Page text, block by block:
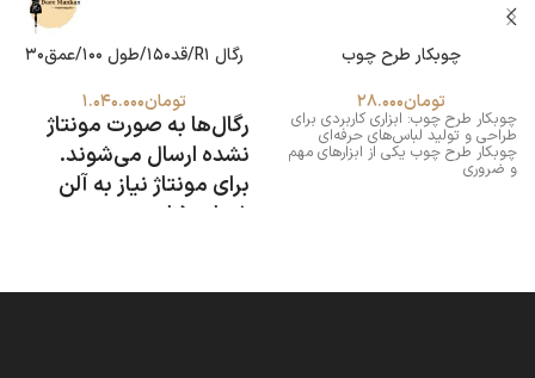
چوبکار طرح چوب
تومان28.000
چوبکار طرح چوب: ابزاری کاربردی برای
طراحی و تولید لباس‌های حرفه‌ای
چوبکار طرح چوب یکی از ابزارهای مهم
و ضروری
رگال R1/قد150/طول 100/عمق۳۰
تومان1.040.000
رگال‌ها به صورت مونتاژ
نشده ارسال می‌شوند.
برای مونتاژ نیاز به آلن
شماره ۵ است.